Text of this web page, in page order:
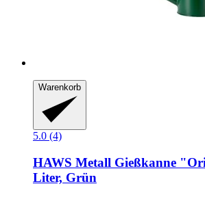
Warenkorb
5.0 (4)
HAWS Metall Gießkanne
Liter, Grün